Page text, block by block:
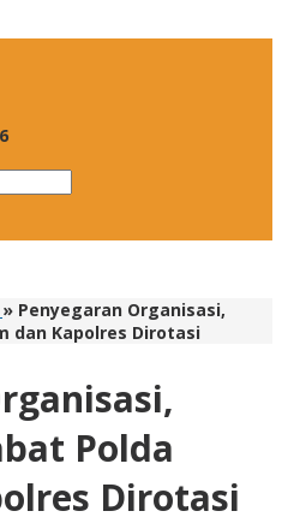
» Penyegaran Organisasi,
dan Kapolres Dirotasi
Polda
Dirotasi